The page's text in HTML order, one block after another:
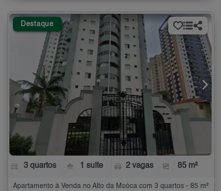
Destaque
3 quartos 1 suíte 2 vagas 85 m²
Apartamento à Venda no Alto da Moóca com 3 quartos - 85 m²